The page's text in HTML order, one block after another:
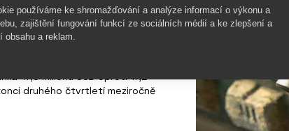
186,2 milionu USD z 241,0 milionu
díky vyšší poptávce po kameře
regionu EMEA poklesly o 1
v Asii a Tichomoří (-19 %) a v
však prohloubila na 46,5 milionu
47,8 milionu USD oproti 17,2
druhého čtvrtletí meziročně
používáme ke shromažďování a analýze informací o výkonu a
zajištění fungování funkcí ze sociálních médií a ke zlepšení a
obsahu a reklam.